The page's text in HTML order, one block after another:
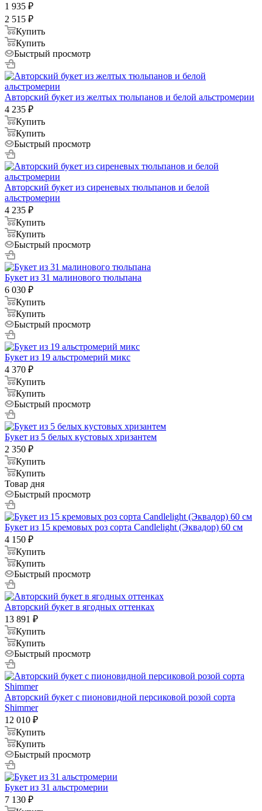
1 935 ₽
2 515 ₽
Купить
Купить
Быстрый просмотр
Авторский букет из желтых тюльпанов и белой альстромерии
4 235 ₽
Купить
Купить
Быстрый просмотр
Авторский букет из сиреневых тюльпанов и белой
альстромерии
4 235 ₽
Купить
Купить
Быстрый просмотр
Букет из 31 малинового тюльпана
6 030 ₽
Купить
Купить
Быстрый просмотр
Букет из 19 альстромерий микс
4 370 ₽
Купить
Купить
Быстрый просмотр
Букет из 5 белых кустовых хризантем
2 350 ₽
Купить
Купить
Товар дня
Быстрый просмотр
Букет из 15 кремовых роз сорта Candlelight (Эквадор) 60 см
4 150 ₽
Купить
Купить
Быстрый просмотр
Авторский букет в ягодных оттенках
13 891 ₽
Купить
Купить
Быстрый просмотр
Авторский букет с пионовидной персиковой розой сорта
Shimmer
12 010 ₽
Купить
Купить
Быстрый просмотр
Букет из 31 альстромерии
7 130 ₽